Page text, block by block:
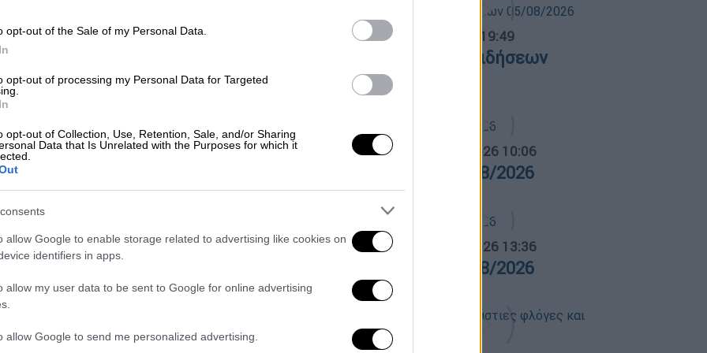
opt-out of the Sale of my Personal Data.
opt-out of processing my Personal Data for Targeted
opt-out of Collection, Use, Retention, Sale, and/or Sharing
Data that Is Unrelated with the Purposes for which it
allow Google to enable storage related to advertising like cookies on
identifiers in apps.
allow my user data to be sent to Google for online advertising
allow Google to send me personalized advertising.
αυτοκτόνησε»: Η Τατιάνα
και την πλατφόρμα «Breathe»
Η Τατιάνα Μπλάτνικ μιλά για
έχει δημιουργήσει, αλλά και για την
αυτοκτονία του πατέρα της
ψυχική υγεία
ειδήσεις
Κεντρικό... 05.08.2026 19:49
Κεντρικό δελτίο ειδήσεων
05/08/2026
Ώρα Ελλάδος... 06.08.2026 10:06
Ώρα Ελλάδος 06/08/2026
Ώρα Ελλάδος... 05.08.2026 13:36
Ώρα Ελλάδος 05/08/2026